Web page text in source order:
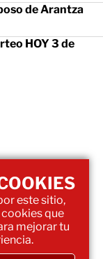
de Arantza
HOY 3 de
este sitio,
que
mejorar tu